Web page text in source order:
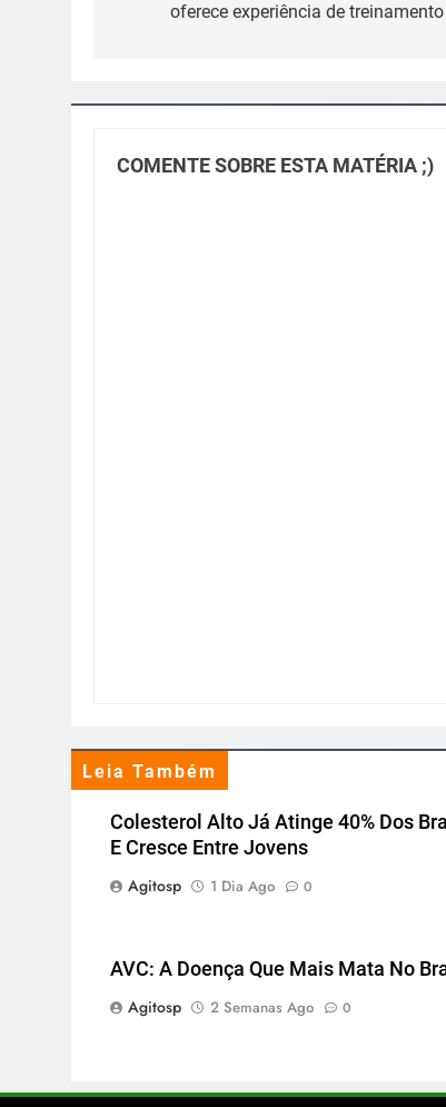
oferece experiência de treinamento
COMENTE SOBRE ESTA MATÉRIA ;)
Leia Também
Colesterol Alto Já Atinge 40% Dos
E Cresce Entre Jovens
Agitosp
1 Dia Ago 0
AVC: A Doença Que Mais Mata No
Agitosp
2 Semanas Ago 0